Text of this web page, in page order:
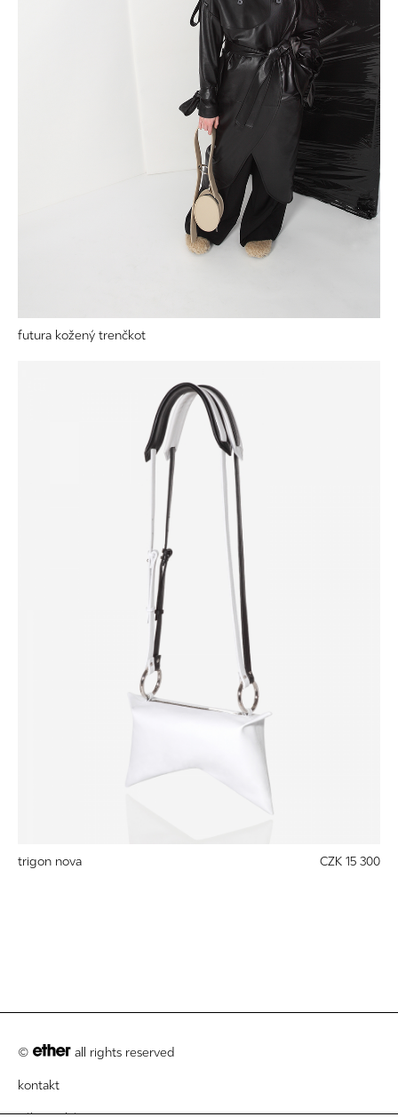
futura kožený trenčkot
trigon nova CZK 15 300
© all rights reserved
kontakt